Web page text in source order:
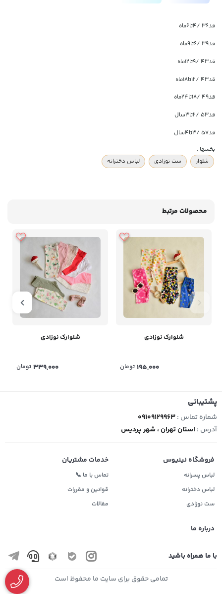
قد۳۶ /۴تا۶ماه
قد۳۹ /۶تا۹ماه
قد۴۳ /۹تا۱۲ماه
قد۴۳ /۱۲تا۱۸ماه
قد۴۹ /۱۸تا۲۴ماه
قد۵۳ /۲تا۳سال
قد۵۷ /۳تا۴سال
بخشها :
شلوار
ست نوزادی لباس دخترانه
محصولات مرتبط
شلوارک نوزادی
195,000 تومان
شلوارک نوزادی
339,000 تومان
پشتیبانی
شماره تماس :09109129963
آدرس : استان تهران ، شهر پردیس
فروشگاه نینیوس
لباس پسرانه
لباس دخترانه
ست نوزادی
خدمات مشتریان
تماس با ما 📞
قوانین و مقررات
مقالات
درباره ما
با ما همراه باشید
تمامی حقوق برای سایت ما محفوظ است